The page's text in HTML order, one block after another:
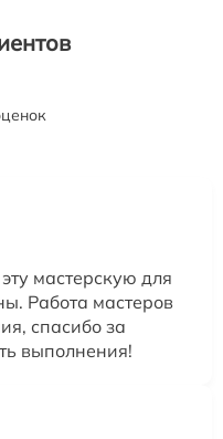
мастерскую для
Работа мастеров
спасибо за
выполнения!